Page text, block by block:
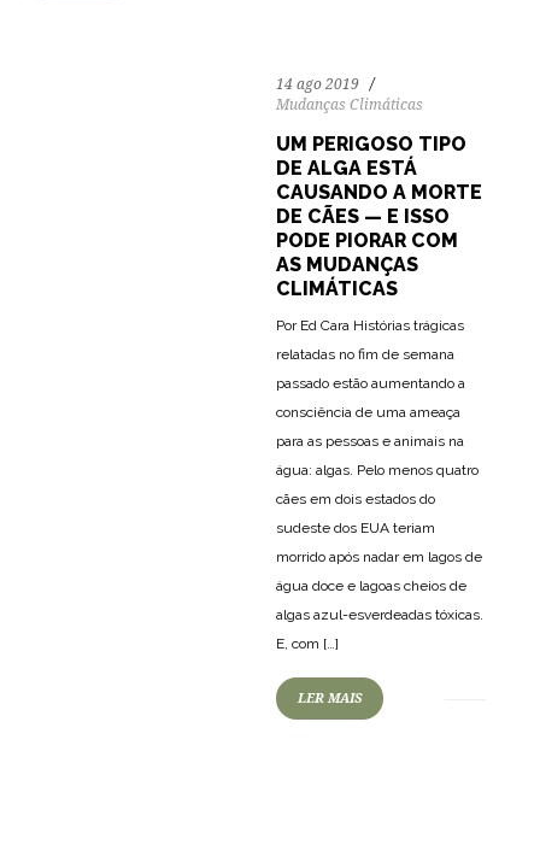
14 ago 2019
Mudanças Climáticas
UM PERIGOSO TIPO
DE ALGA ESTÁ
CAUSANDO A MORTE
DE CÃES — E ISSO
PODE PIORAR COM
AS MUDANÇAS
CLIMÁTICAS
Por Ed Cara Histórias trágicas
relatadas no fim de semana
passado estão aumentando a
consciência de uma ameaça
para as pessoas e animais na
água: algas. Pelo menos quatro
cães em dois estados do
sudeste dos EUA teriam
morrido após nadar em lagos de
água doce e lagoas cheios de
algas azul-esverdeadas tóxicas.
E, com […]
LER MAIS